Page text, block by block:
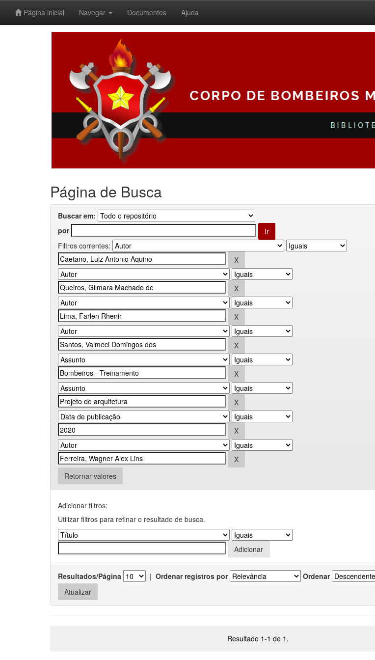
Página inicial Navegar Documentos Ajuda
Página de Busca
Buscar em:
por
Filtros correntes:
Retornar valores
Adicionar filtros:
Utilizar filtros para refinar o resultado de busca.
Resultados/Página | Ordenar registros por Ordenar
Resultado 1-1 de 1.